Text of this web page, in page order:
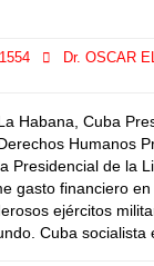
1554
Dr. OSCAR
Habana, Cuba
Humanos
Presidencial de la
gasto financiero
ejércitos
Cuba socialista